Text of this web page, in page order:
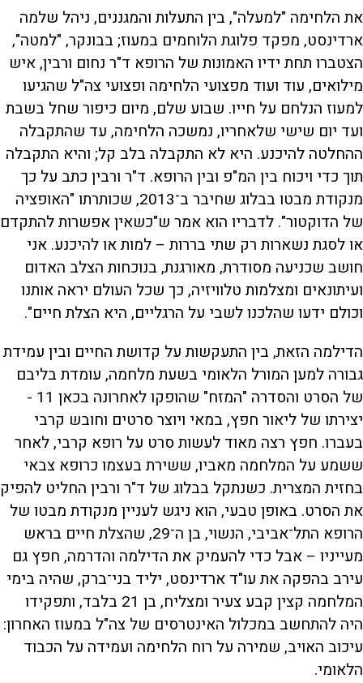
את הלחימה "למעלה", בין התעלות והמגננים, ניהל שלמה
ארדינסט, מפקד פלוגת הלוחמים במעוז; בבונקר, "למטה",
הצטברו תחת ידיו האמונות של הרופא ד"ר נחום ורבין, איש
מילואים, עוד ועוד מפצועי הלחימה ופצועי צה"ל שהגיעו
למעוז הנלחם על חייו. שבוע שלם, מיום כיפור שחל בשבת
ועד יום שישי שלאחריו, נמשכה הלחימה, עד שהתקבלה
ההחלטה להיכנע. היא לא התקבלה בלב קל; והיא התקבלה
תוך כדי ויכוח בין המ"פ ובין הרופא. ד"ר ורבין כתב על כך
מנקודת מבטו בבלוג שחיבר ב־2013, שכותרתו "האופציה
של הדוקטור". לדבריו הוא אמר ש"כשאין אפשרות להתקדם
או לסגת נשארות רק שתי בררות – למות או להיכנע. אני
חושב שכניעה מסודרת, מאורגנת, בנוכחות הצלב האדום
ועיתונאים ומצלמות טלוויזיה, כך שכל העולם יראה אותנו
וכולם ידעו שהלכנו לשבי על הרגליים, היא הצלת חיים".
הדילמה הזאת, בין התעקשות על קדושת החיים ובין עמידת
גבורה למען המורל הלאומי בשעת מלחמה, עומדת בליבם
של הסרט והסדרה "המזח" שהופקו לאחרונה בכאן 11 -
יצירתו של ליאור חפץ, במאי ויוצר סרטים וחובש קרבי
בעברו. חפץ רצה מאוד לעשות סרט על רופא קרבי, לאחר
ששמע על המלחמה מאביו, ששירת בעצמו כרופא צבאי
בחזית המצרית. כשנתקל בבלוג של ד"ר ורבין החליט להפיק
את הסרט. באופן טבעי, הוא ניגש לעניין מנקודת מבטו של
הרופא התל־אביבי, הנשוי, בן ה־29, שהצלת חיים בראש
מעייניו – אבל כדי להעמיק את הדילמה והדרמה, חפץ גם
עירב בהפקה את עו"ד ארדינסט, יליד בני־ברק, שהיה בימי
המלחמה קצין קבע צעיר ומצליח, בן 21 בלבד, ותפקידו
היה להתחשב במכלול האינטרסים של צה"ל במעוז האחרון:
עיכוב האויב, שמירה על רוח הלחימה ועמידה על הכבוד
הלאומי.